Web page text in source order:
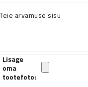
Teie arvamuse sisu
Lisage
oma
tootefoto: